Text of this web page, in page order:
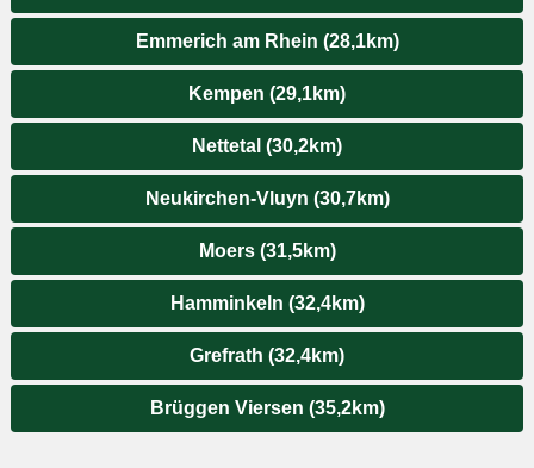
Emmerich am Rhein (28,1km)
Kempen (29,1km)
Nettetal (30,2km)
Neukirchen-Vluyn (30,7km)
Moers (31,5km)
Hamminkeln (32,4km)
Grefrath (32,4km)
Brüggen Viersen (35,2km)